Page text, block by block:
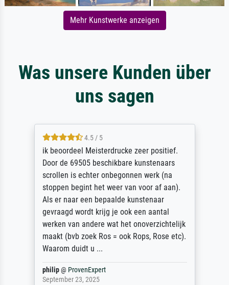
Mehr Kunstwerke anzeigen
Was unsere Kunden über
uns sagen
4.5 / 5
ik beoordeel Meisterdrucke zeer positief.
Door de 69505 beschikbare kunstenaars
scrollen is echter onbegonnen werk (na
stoppen begint het weer van voor af aan).
Als er naar een bepaalde kunstenaar
gevraagd wordt krijg je ook een aantal
werken van andere wat het onoverzichtelijk
maakt (bvb zoek Ros = ook Rops, Rose etc).
Waarom duidt u ...
philip@ ProvenExpert
September 23, 2025